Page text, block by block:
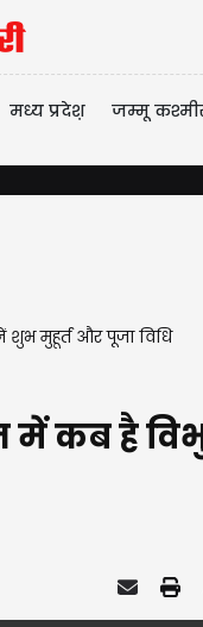
मध्य प्रदेश़ जम्मू
मुहूर्त और पूजा विधि
कब है